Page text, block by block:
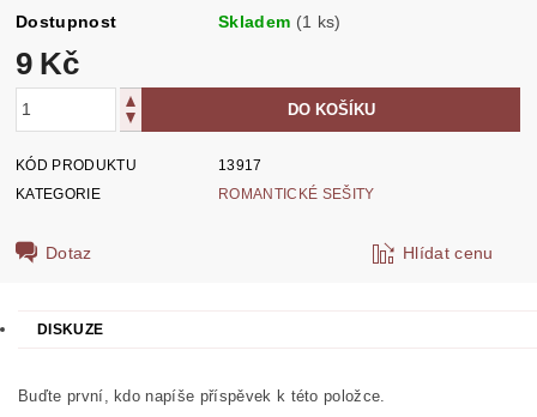
Dostupnost Skladem (1 ks)
9 Kč
KÓD PRODUKTU
13917
KATEGORIE
ROMANTICKÉ SEŠITY
Dotaz Hlídat cenu
DISKUZE
Buďte první, kdo napíše příspěvek k této položce.